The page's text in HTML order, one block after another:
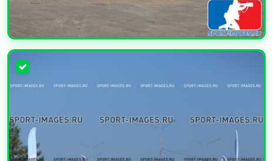
УВЕЛИЧИТЬ